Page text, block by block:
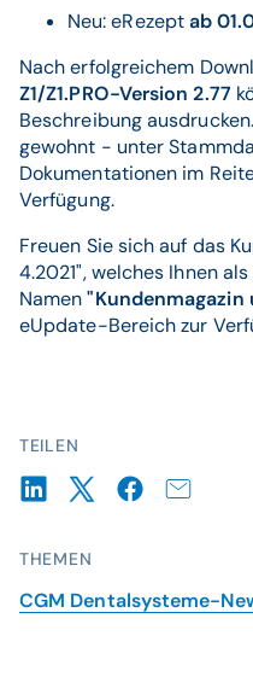
TEILEN
THEMEN
CGM Dentalsysteme-
Neu: eRezeptab
Nach erfolgreichem
Z1/Z1.PRO-Version 2.77
Beschreibung
gewohnt - unter
Dokumentationen im
Verfügung.
Freuen Sie sich auf das
4.2021", welches Ihnen
Namen
eUpdate-Bereich zur